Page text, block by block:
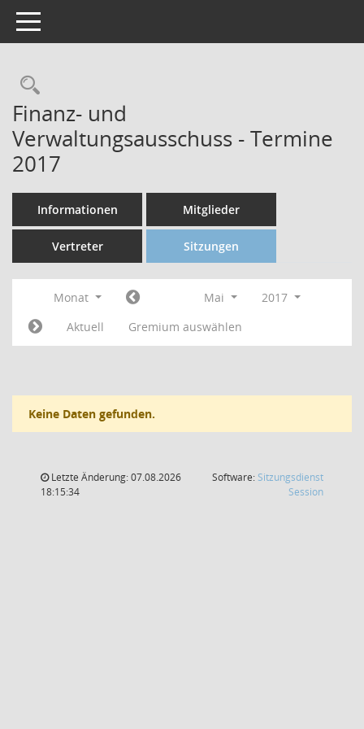
Toggle navigation
Finanz- und
Verwaltungsausschuss - Termine
2017
Informationen Mitglieder
Vertreter Sitzungen
Monat Mai
2017
Aktuell
Gremium auswählen
Keine Daten gefunden.
Letzte Änderung: 07.08.2026
18:15:34
Software: Sitzungsdienst
Session(Wird in